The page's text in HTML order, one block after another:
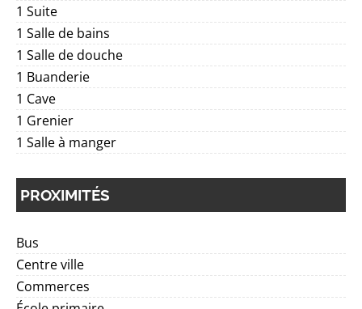
1 Suite
1 Salle de bains
1 Salle de douche
1 Buanderie
1 Cave
1 Grenier
1 Salle à manger
PROXIMITÉS
Bus
Centre ville
Commerces